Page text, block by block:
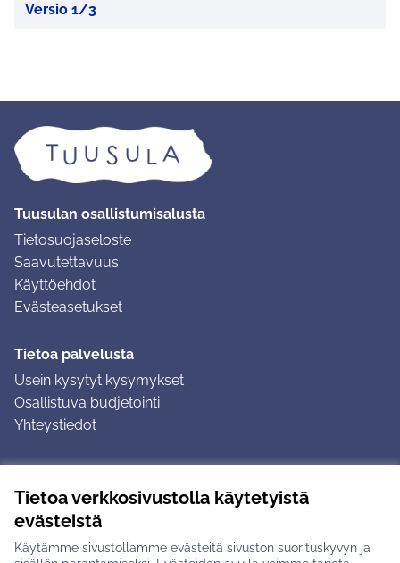
Tietoa verkkosivustolla käytetyistä
evästeistä
Käytämme sivustollamme evästeitä sivuston suorituskyvyn ja
Versio 1/3
Tuusulan osallistumisalusta
Tietosuojaseloste
Saavutettavuus
Käyttöehdot
Evästeasetukset
Tietoa palvelusta
Usein kysytyt kysymykset
Osallistuva budjetointi
Yhteystiedot
Ohjeet kirjautumiseen
Ohjeet kommentin jättämiseen